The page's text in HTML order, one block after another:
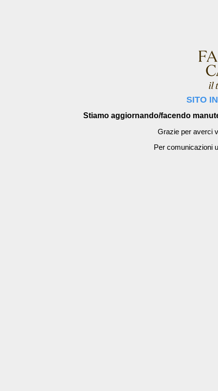
SITO
Stiamo aggiornando/facendo
Grazie per averci
Per comunicazioni